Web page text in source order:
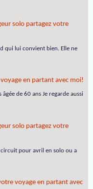
solo partagez votre
qui lui convient bien. Elle ne
en partant avec moi!
de 60 ans Je regarde aussi
solo partagez votre
pour avril en solo ou a
voyage en partant avec